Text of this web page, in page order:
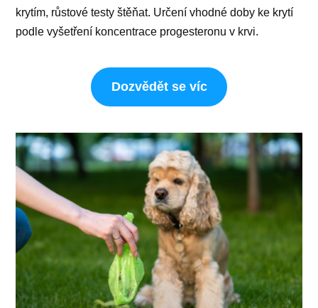
krytím, růstové testy štěňat. Určení vhodné doby ke krytí
podle vyšetření koncentrace progesteronu v krvi.
Dozvědět se víc